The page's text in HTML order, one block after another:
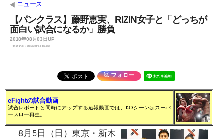
ニュース
【パンクラス】藤野恵実、RIZIN女子と「どっちが
面白い試合になるか」勝負
2018年08月03日UP
（最終更新：2018/08/04 15:25）
フォロー
eFightの試合動画
試合レポートと同時にアップする速報動画では、KOシーンはスーパ
ースロー再生。
8月5日（日）東京・新木